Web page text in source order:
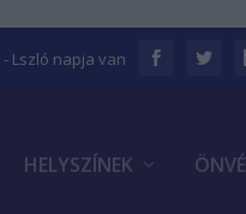
- Lszló napja van
HELYSZÍNEK